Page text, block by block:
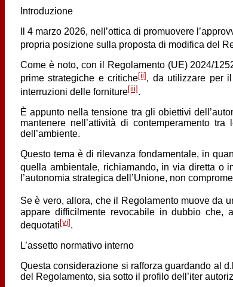
Introduzione
Il 4 marzo 2026, nell’ottica di promuovere
propria posizione sulla proposta di modifica del
Come è noto, con il Regolamento (UE) 2024/
prime strategiche e critiche[ii], da utilizzare per
interruzioni delle forniture[iii].
È appunto nella tensione tra gli obiettivi
mantenere nell’attività di contemperamento
dell’ambiente.
Questo tema è di rilevanza fondamentale, in
quella ambientale, richiamando, in via diretta o
l’autonomia strategica dell’Unione, non
Se è vero, allora, che il Regolamento muove da
appare difficilmente revocabile in dubbio che,
dequotati[vi].
L’assetto normativo interno
Questa considerazione si rafforza guardando al
del Regolamento, sia sotto il profilo dell’iter